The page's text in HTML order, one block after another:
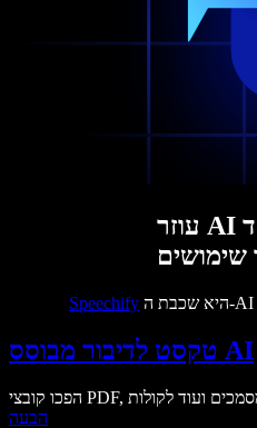
Speechify
טקסט לדיבור מבוסס AI
הבעה